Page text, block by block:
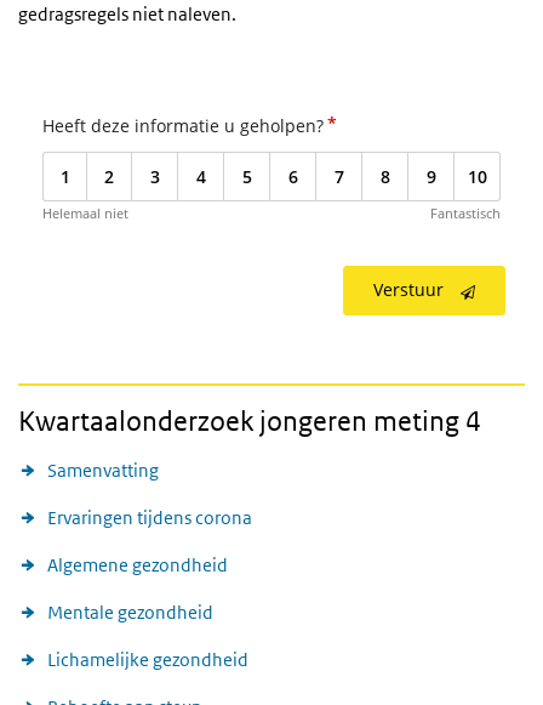
gedragsregels niet naleven.
Heeft deze informatie u geholpen?*
1 2 3 4 5 6 7 8 9 10
Helemaal niet Fantastisch
Verstuur
Kwartaalonderzoek jongeren meting 4
Samenvatting
Ervaringen tijdens corona
Algemene gezondheid
Mentale gezondheid
Lichamelijke gezondheid